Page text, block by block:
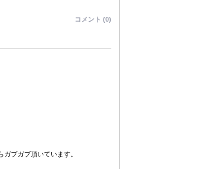
コメント (0)
ブガブ頂いています。